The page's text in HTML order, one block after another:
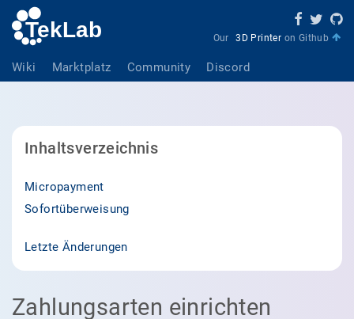
Wiki Marktplatz Community Discord
Our 3D Printer on Github
Inhaltsverzeichnis
Micropayment
Sofortüberweisung
Letzte Änderungen
Zahlungsarten einrichten